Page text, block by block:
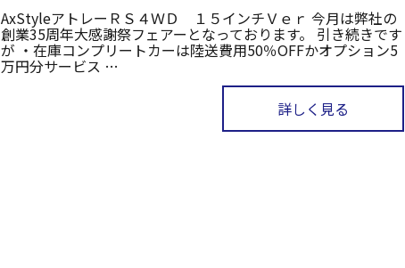
AxStyleアトレーＲＳ４ＷＤ １５インチＶｅｒ 今月は弊社の
創業35周年大感謝祭フェアーとなっております。 引き続きです
が ・在庫コンプリートカーは陸送費用50％OFFかオプション5
万円分サービス …
詳しく見る